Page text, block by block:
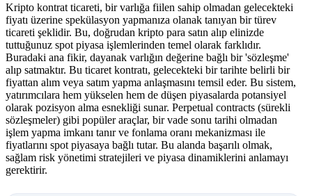
Kripto kontrat ticareti, bir varlığa fiilen sahip olmadan gelecekteki
fiyatı üzerine spekülasyon yapmanıza olanak tanıyan bir türev
ticareti şeklidir. Bu, doğrudan kripto para satın alıp elinizde
tuttuğunuz spot piyasa işlemlerinden temel olarak farklıdır.
Buradaki ana fikir, dayanak varlığın değerine bağlı bir 'sözleşme'
alıp satmaktır. Bu ticaret kontratı, gelecekteki bir tarihte belirli bir
fiyattan alım veya satım yapma anlaşmasını temsil eder. Bu sistem,
yatırımcılara hem yükselen hem de düşen piyasalarda potansiyel
olarak pozisyon alma esnekliği sunar. Perpetual contracts (sürekli
sözleşmeler) gibi popüler araçlar, bir vade sonu tarihi olmadan
işlem yapma imkanı tanır ve fonlama oranı mekanizması ile
fiyatlarını spot piyasaya bağlı tutar. Bu alanda başarılı olmak,
sağlam risk yönetimi stratejileri ve piyasa dinamiklerini anlamayı
gerektirir.